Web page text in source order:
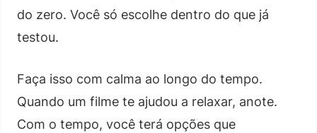
do zero. Você só escolhe dentro do que já
testou.
Faça isso com calma ao longo do tempo.
Quando um filme te ajudou a relaxar, anote.
Com o tempo, você terá opções que